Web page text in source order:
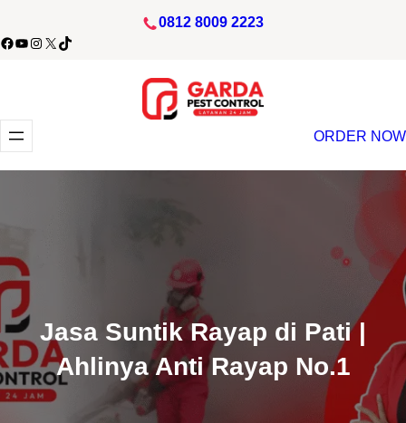
ke
0812 8009 2223
Facebook YouTube Instagram X TikTok
ORDER NOW
Jasa Suntik Rayap di Pati |
Ahlinya Anti Rayap No.1